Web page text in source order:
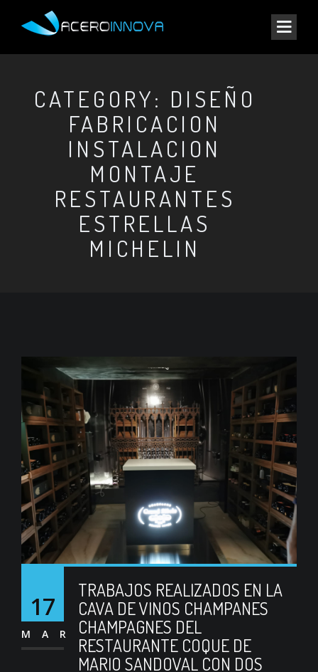
CATEGORY: DISEÑO
FABRICACION
INSTALACION
MONTAJE
RESTAURANTES
ESTRELLAS
MICHELIN
17
MAR
TRABAJOS REALIZADOS EN LA
CAVA DE VINOS CHAMPANES
CHAMPAGNES DEL
RESTAURANTE COQUE DE
MARIO SANDOVAL CON DOS